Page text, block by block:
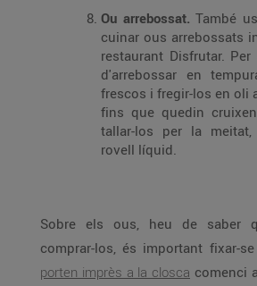
Ou arrebossat. També
cuinar ous arrebossats
restaurant Disfrutar.
d'arrebossar en
frescos i fregir-los en oli
fins que quedin
tallar-los per la
rovell líquid.
Sobre els ous, heu de saber
comprar-los, és important fixar-
porten imprès a la closca comenci